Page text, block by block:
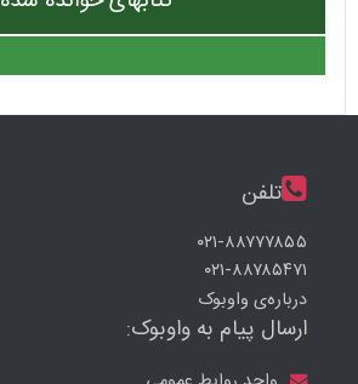
تلفن
۰۲۱-۸۸۷۷۷۸۵۵
۰۲۱-۸۸۷۸۵۴۷۱
درباره‌ی واوبوک
ارسال پیام به واوبوک: